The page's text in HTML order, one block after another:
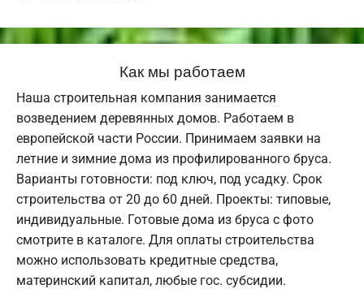
Как мы работаем
Наша строительная компания занимается
возведением деревянных домов. Работаем в
европейской части России. Принимаем заявки на
летние и зимние дома из профилированного бруса.
Варианты готовности: под ключ, под усадку. Срок
строительства от 20 до 60 дней. Проекты: типовые,
индивидуальные. Готовые дома из бруса с фото
смотрите в каталоге. Для оплаты строительства
можно использовать кредитные средства,
материнский капитал, любые гос. субсидии.